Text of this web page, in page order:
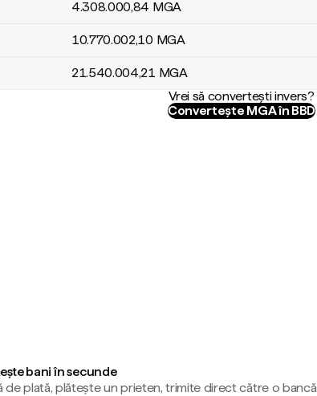
4.308.000,84 MGA
10.770.002,10 MGA
21.540.004,21 MGA
Vrei să convertești invers?
Convertește MGA în BBD
bani în secunde
de plată, plătește un prieten, trimite direct către o bancă